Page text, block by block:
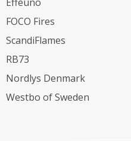
FOCO Fires
ScandiFlames
RB73
Nordlys Denmark
Westbo of Sweden